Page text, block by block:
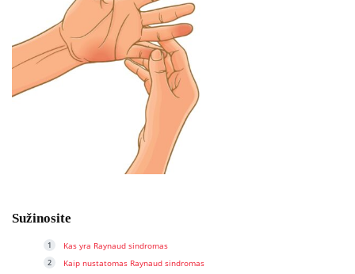
Sužinosite
Kas yra Raynaud sindromas
Kaip nustatomas Raynaud sindromas